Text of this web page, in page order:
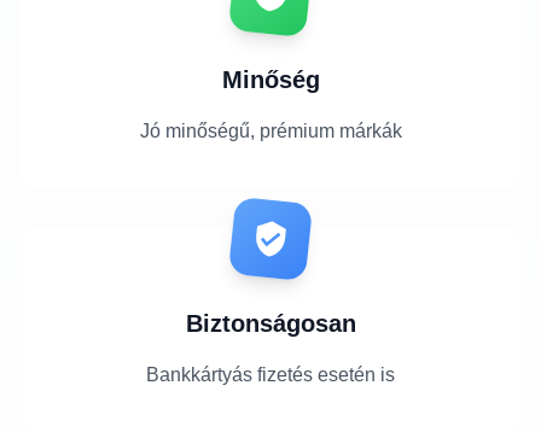
Minőség
Jó minőségű, prémium márkák
Biztonságosan
Bankkártyás fizetés esetén is